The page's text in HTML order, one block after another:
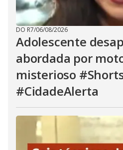
DO R7/06/08/2026
Adolescente
abordada por
misterioso
#CidadeAlerta